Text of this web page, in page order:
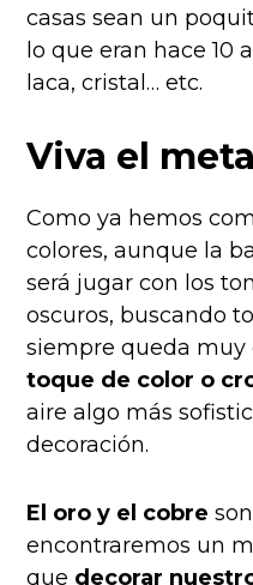
casas sean un
lo que eran hace 10
laca, cristal… etc.
Viva el
Como ya hemos
colores, aunque la
será jugar con los
oscuros, buscando
siempre queda muy
toque de color o
aire algo más
decoración.
El oro y el cobre
encontraremos un
que decorar